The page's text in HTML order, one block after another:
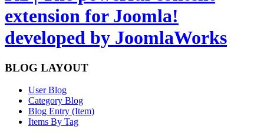
extension for Joomla!
developed by JoomlaWorks
BLOG LAYOUT
User Blog
Category Blog
Blog Entry (Item)
Items By Tag